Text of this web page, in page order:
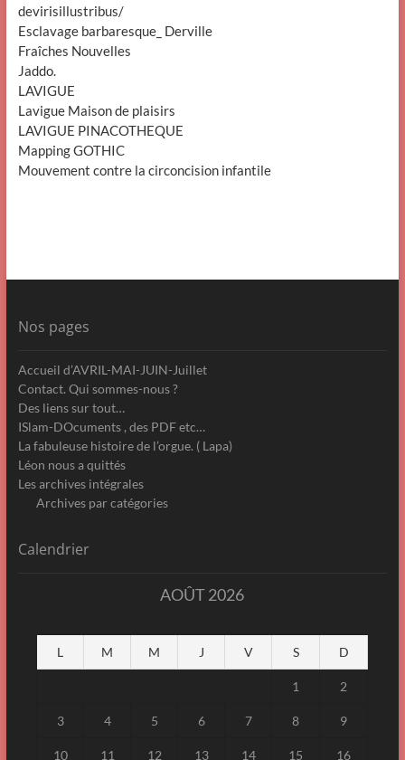
devirisillustribus/
Esclavage barbaresque_ Derville
Fraîches Nouvelles
Jaddo.
LAVIGUE
Lavigue Maison de plaisirs
LAVIGUE PINACOTHEQUE
Mapping GOTHIC
Mouvement contre la circoncision infantile
Nos pages
Accueil d’AVRIL-MAI-JUIN-Juillet
Contact. Qui sommes-nous ?
Des liens sur tout…
ISlam-DOcuments , des PDF etc…
La fabuleuse histoire de l’orgue. ( Lapa)
Léon nous a quittés
Les archives intégrales
Archives par catégories
Calendrier
AOÛT 2026
L M M J V S D
1 2
3 4 5 6 7 8 9
10 11 12 13 14 15 16